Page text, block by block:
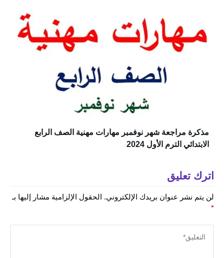
مذكرة مراجعة شهر نوفمبر مهارات مهنية الصف الرابع
الابتدائي الترم الأول 2024
اترك تعليق
لن يتم نشر عنوان بريدك الإلكتروني. الحقول الإلزامية مشار إليها بـ
*